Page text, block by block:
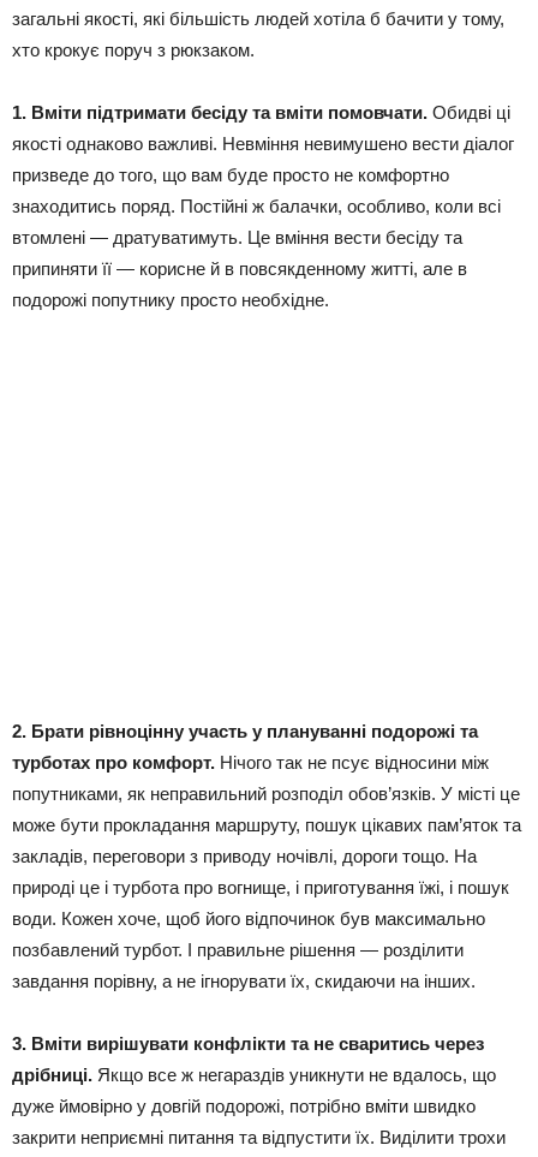
загальні якості, які більшість людей хотіла б бачити у тому,
хто крокує поруч з рюкзаком.
1. Вміти підтримати бесіду та вміти помовчати. Обидві ці
якості однаково важливі. Невміння невимушено вести діалог
призведе до того, що вам буде просто не комфортно
знаходитись поряд. Постійні ж балачки, особливо, коли всі
втомлені — дратуватимуть. Це вміння вести бесіду та
припиняти її — корисне й в повсякденному житті, але в
подорожі попутнику просто необхідне.
2. Брати рівноцінну участь у плануванні подорожі та
турботах про комфорт. Нічого так не псує відносини між
попутниками, як неправильний розподіл обов’язків. У місті це
може бути прокладання маршруту, пошук цікавих пам’яток та
закладів, переговори з приводу ночівлі, дороги тощо. На
природі це і турбота про вогнище, і приготування їжі, і пошук
води. Кожен хоче, щоб його відпочинок був максимально
позбавлений турбот. І правильне рішення — розділити
завдання порівну, а не ігнорувати їх, скидаючи на інших.
3. Вміти вирішувати конфлікти та не сваритись через
дрібниці. Якщо все ж негараздів уникнути не вдалось, що
дуже ймовірно у довгій подорожі, потрібно вміти швидко
закрити неприємні питання та відпустити їх. Виділити трохи